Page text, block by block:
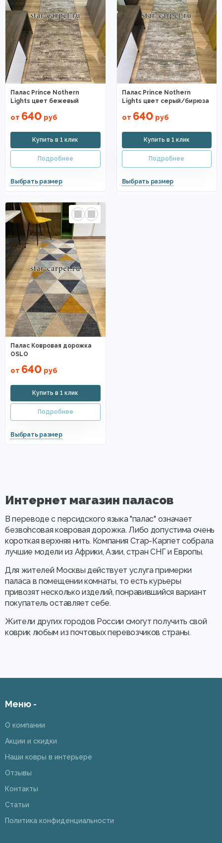
Палас Prince Nothern
Lights цвет бежевый
от 640 руб
Палас Prince Nothern
Lights цвет серый/бирюза
от 640 руб
Палас Ковровая дорожка
OSLO
от 640 руб
Интернет магазин паласов
В переводе с персидского языка "палас" означает
безвоhсовая ковровая дорожка. Либо допустима очень
короткая верхняя нить. Компания Стар-Карпет собрала
лучшие модели из Африки, Азии, стран СНГ и Европы.
Для жителей Москвы действует услуга примерки
паласа в помещении комнаты, то есть курьеры
привозят несколько изделий, понравившийся вариант
покупатель оставляет себе.
Жители других городов России смогут получить свой
коврик любым из почтовых перевозчиков страны.
Меню -
О компании
Акции и скидки
Наши ковры в интерьере
Отзывы
Контакты
Статьи
Политика конфиденциальности